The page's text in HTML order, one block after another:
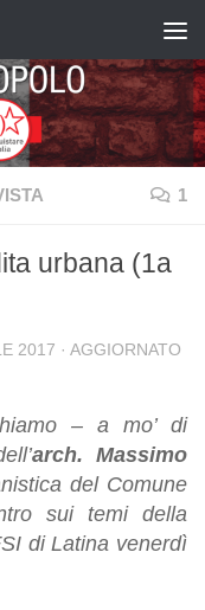
1
urbana (1a
2017 · AGGIORNATO
– a mo’ di
arch. Massimo
del Comune
sui temi della
di Latina venerdì